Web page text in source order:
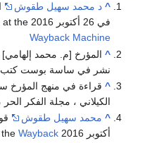
د محمد سهيل طقوش
14 at the
Wayback Machine
المؤرخ [م. محمد إلهامي] ،
نشر في ساسة بوست كتب في 12/19/2014
قراءة في منهج المؤرخ
الكيلاني ، مجلة الفكر الحر ، بغداد ،
محمد سهيل طقوش
أكتوبر 2016
at theWayback